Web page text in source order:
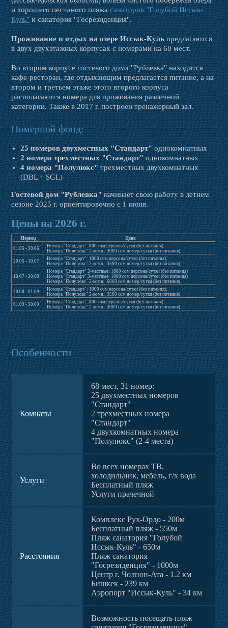
и хорошего песчаного пляжасанатория "Голубой Иссык-
Куль"и санатория "Госрезиденция".
Проживание и отдых на озере Иссык-Кульпредлагаются
в двух двухэтажных корпусах с номерами на 68 мест.
Во втором корпусе гостевого дома "Рублевка" находится
кафе-ресторан, где отдыхающим предлагается питание, а на
втором и третьем этаже этого второго корпуса
располагаются номера для проживания различной
категории. Также в 2017 г. построен тренажерный зал.
Номерной фонд:
25 номеров двухместных "Стандарт" однокомнатных
2 номера трехместных "Стандарт" однокомнатных
4 номера "Полулюкс" трехместных двухкомнатных
(DBL + SGL)
Гостевой дом "Рублевка" начинает свою работу в летнем
сезоне 2025 г. ориентировочно с 1 июня.
Цены на 2026 г.
Период
Цена
01.06 - 20.06
Номера "Стандарт": 800 сом персона/сутки (без питания);
Номера "Полулюкс" 2-комн.: 3000 сом номер/сутки (без питания).
20.06 - 10.07
Номера "Стандарт": 1000 сом персона/сутки (без питания);
Номера "Полулюкс" 2-комн.: 3500 сом номер/сутки (без питания)
10.07 - 20.08
Номера "Стандарт" 2-местные: 1800 сом персона/сутки (без питания)
Номера "Стандарт" 3-местные: 1800 сом персона/сутки (без питания)
Номера "Полулюкс" 2-комн.: 6000 сом номер/сутки (без питания).
20.08 - 01.09
Номера "Стандарт": 1000 сом персона/сутки (без питания);
Номера "Полулюкс" 2-комн.: 3500 сом номер/сутки (без питания)
01.09 - 30.09
Номера "Стандарт": 800 сом персона/сутки (без питания);
Номера "Полулюкс" 2-комн.: 3000 сом номер/сутки (без питания)
Особенности
Комнаты
68 мест, 31 номер:
25 двухместных номеров
"Стандарт"
2 трехместных номера
"Стандарт"
4 двухкомнатных номера
"Полулюкс" (2-4 места)
Услуги
Во всех номерах ТВ,
холодильник, мебель, г/х вода
Бесплатный пляж
Услуги прачечной
Расстояния
Комплекс Рух-Ордо - 200м
Бесплатный пляж - 550м
Пляж санатория "Голубой
Иссык-Куль" - 650м
Пляж санатория
"Госрезиденция" - 1000м
Центр г. Чолпон-Ата - 1.2 км
Бишкек - 239 км
Аэропорт "Иссык-Куль" - 34 км
Возможность посещать пляж